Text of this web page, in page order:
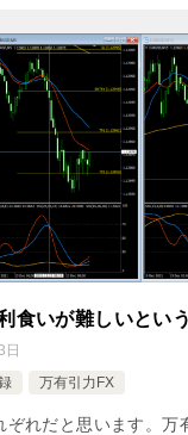
食いが難しいとい
万有引力FX
れだと思います。万